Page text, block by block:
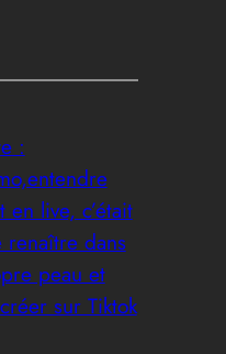
:
en live, c’était
renaître dans
peau et
sur Tiktok